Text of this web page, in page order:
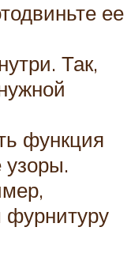
ее
Так,
функция
фурнитуру